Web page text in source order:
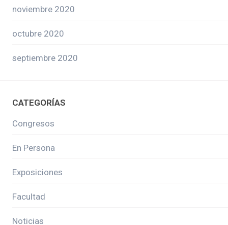
noviembre 2020
octubre 2020
septiembre 2020
CATEGORÍAS
Congresos
En Persona
Exposiciones
Facultad
Noticias